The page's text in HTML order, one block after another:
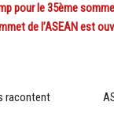
pour le 35ème
de l’ASEAN est
racontent